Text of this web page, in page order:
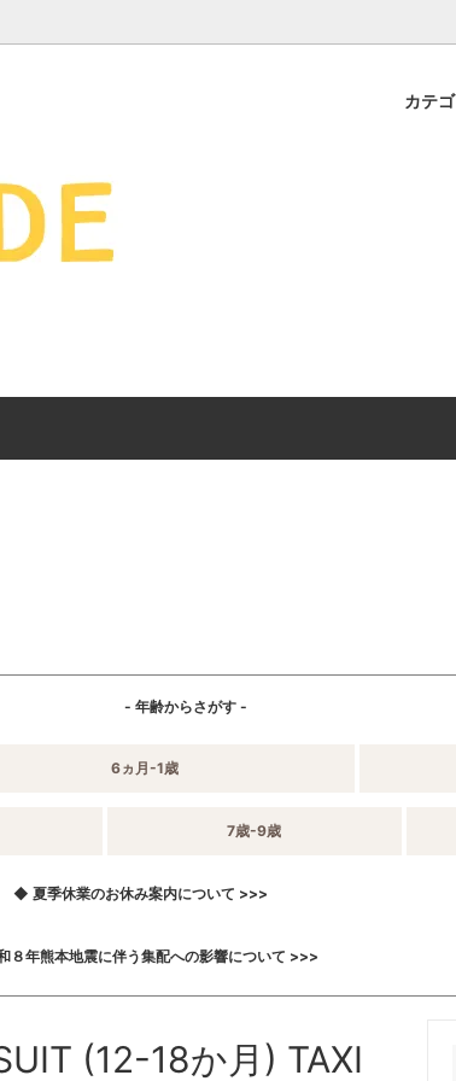
カテ
-集】 出産祝
アイテムを
- 年齢からさがす -
6ヵ月-1歳
7歳-9歳
◆ 夏季休業のお休み案内について >>>
８年熊本地震に伴う集配への影響について >>>
(12-18か月) TAXI